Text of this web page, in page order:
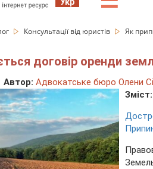
Консультації від юристів Як
договір оренди
Автор: Адвокатське бюро Олени
Зміст: